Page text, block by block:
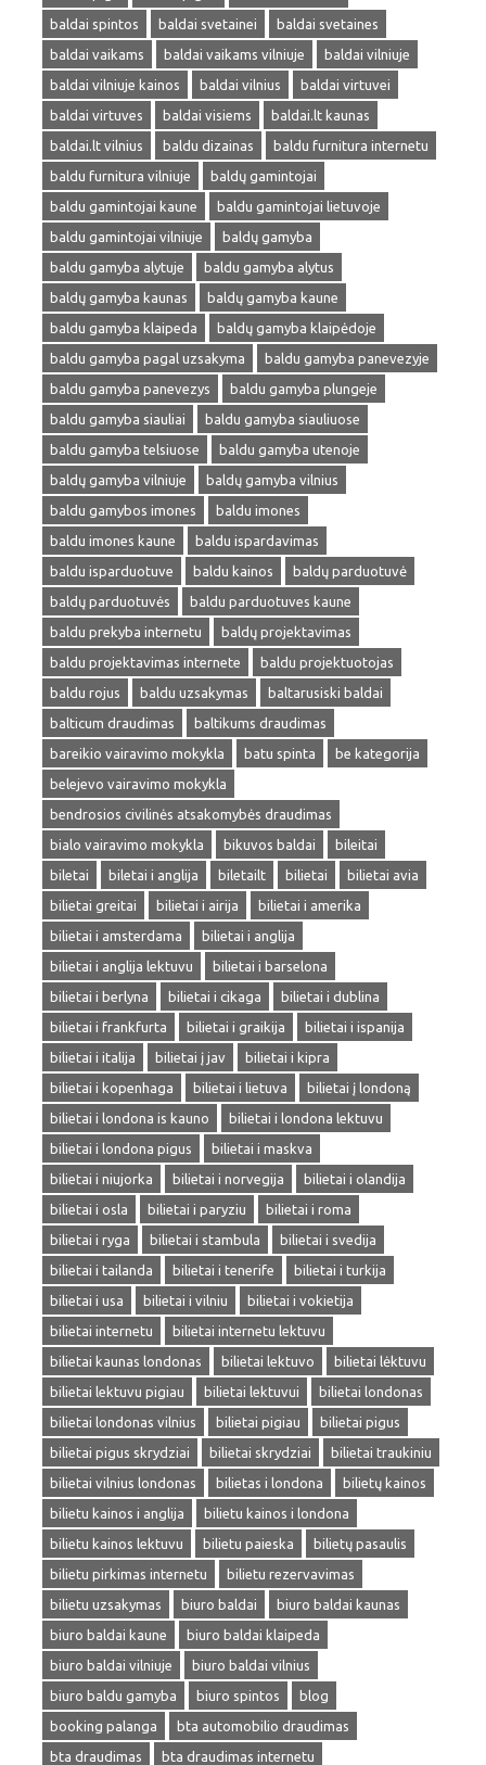
baldai spintos
baldai svetainei
baldai svetaines
baldai vaikams
baldai vaikams vilniuje
baldai vilniuje
baldai vilniuje kainos
baldai vilnius
baldai virtuvei
baldai virtuves
baldai visiems
baldai.lt kaunas
baldai.lt vilnius
baldu dizainas
baldu furnitura internetu
baldu furnitura vilniuje
baldų gamintojai
baldu gamintojai kaune
baldu gamintojai lietuvoje
baldu gamintojai vilniuje
baldų gamyba
baldu gamyba alytuje
baldu gamyba alytus
baldų gamyba kaunas
baldų gamyba kaune
baldu gamyba klaipeda
baldų gamyba klaipėdoje
baldu gamyba pagal uzsakyma
baldu gamyba panevezyje
baldu gamyba panevezys
baldu gamyba plungeje
baldu gamyba siauliai
baldu gamyba siauliuose
baldu gamyba telsiuose
baldu gamyba utenoje
baldų gamyba vilniuje
baldų gamyba vilnius
baldu gamybos imones
baldu imones
baldu imones kaune
baldu ispardavimas
baldu isparduotuve
baldu kainos
baldų parduotuvė
baldų parduotuvės
baldu parduotuves kaune
baldu prekyba internetu
baldų projektavimas
baldu projektavimas internete
baldu projektuotojas
baldu rojus
baldu uzsakymas
baltarusiski baldai
balticum draudimas
baltikums draudimas
bareikio vairavimo mokykla
batu spinta
be kategorija
belejevo vairavimo mokykla
bendrosios civilinės atsakomybės draudimas
bialo vairavimo mokykla
bikuvos baldai
bileitai
biletai
biletai i anglija biletailt bilietai
bilietai avia
bilietai greitai
bilietai i airija
bilietai i amerika
bilietai i amsterdama
bilietai i anglija
bilietai i anglija lektuvu
bilietai i barselona
bilietai i berlyna
bilietai i cikaga
bilietai i dublina
bilietai i frankfurta
bilietai i graikija
bilietai i ispanija
bilietai i italija
bilietai į jav
bilietai i kipra
bilietai i kopenhaga
bilietai i lietuva
bilietai į londoną
bilietai i londona is kauno
bilietai i londona lektuvu
bilietai i londona pigus
bilietai i maskva
bilietai i niujorka
bilietai i norvegija
bilietai i olandija
bilietai i osla
bilietai i paryziu
bilietai i roma
bilietai i ryga
bilietai i stambula
bilietai i svedija
bilietai i tailanda
bilietai i tenerife
bilietai i turkija
bilietai i usa
bilietai i vilniu
bilietai i vokietija
bilietai internetu
bilietai internetu lektuvu
bilietai kaunas londonas
bilietai lektuvo
bilietai lėktuvu
bilietai lektuvu pigiau
bilietai lektuvui
bilietai londonas
bilietai londonas vilnius
bilietai pigiau
bilietai pigus
bilietai pigus skrydziai
bilietai skrydziai
bilietai traukiniu
bilietai vilnius londonas
bilietas i londona
bilietų kainos
bilietu kainos i anglija
bilietu kainos i londona
bilietu kainos lektuvu
bilietu paieska
bilietų pasaulis
bilietu pirkimas internetu
bilietu rezervavimas
bilietu uzsakymas
biuro baldai
biuro baldai kaunas
biuro baldai kaune
biuro baldai klaipeda
biuro baldai vilniuje
biuro baldai vilnius
biuro baldu gamyba
biuro spintos
blog
booking palanga
bta automobilio draudimas
bta draudimas
bta draudimas internetu